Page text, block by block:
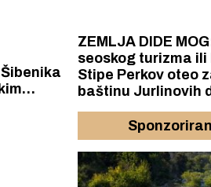
ZEMLJA DIDE
seoskog turizma ili
Stipe Perkov oteo
baštinu Jurlinovih